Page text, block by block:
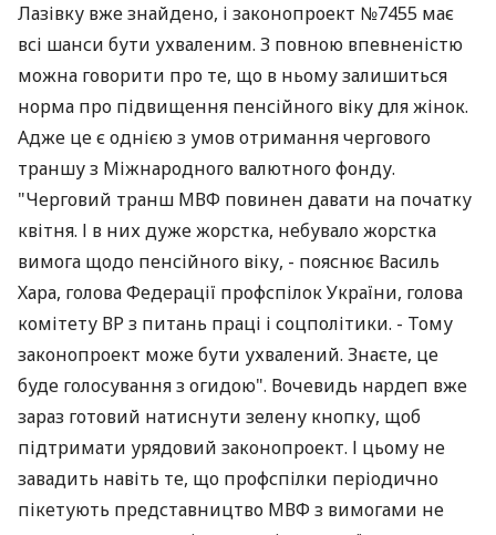
Лазівку ​​вже знайдено, і законопроект №7455 має
всі шанси бути ухваленим. З повною впевненістю
можна говорити про те, що в ньому залишиться
норма про підвищення пенсійного віку для жінок.
Адже це є однією з умов отримання чергового
траншу з Міжнародного валютного фонду.
"Черговий транш МВФ повинен давати на початку
квітня. І в них дуже жорстка, небувало жорстка
вимога щодо пенсійного віку, - пояснює Василь
Хара, голова Федерації профспілок України, голова
комітету ВР з питань праці і соцполітики. - Тому
законопроект може бути ухвалений. Знаєте, це
буде голосування з огидою". Вочевидь нардеп вже
зараз готовий натиснути зелену кнопку, щоб
підтримати урядовий законопроект. І цьому не
завадить навіть те, що профспілки періодично
пікетують представництво МВФ з вимогами не